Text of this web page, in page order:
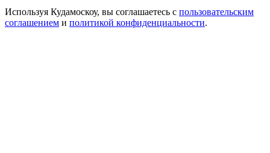
Используя Кудамоскоу, вы соглашаетесь с пользовательским
соглашением и политикой конфиденциальности.